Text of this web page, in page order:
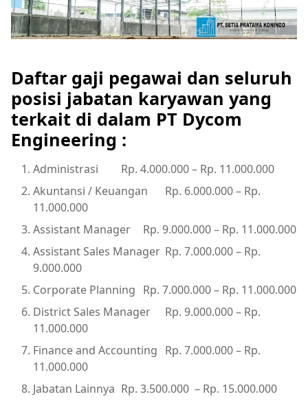
Daftar gaji pegawai dan seluruh
posisi jabatan karyawan yang
terkait di dalam PT Dycom
Engineering :
Administrasi
Rp. 4.000.000 – Rp. 11.000.000
Akuntansi / Keuangan
Rp. 6.000.000 – Rp.
11.000.000
Assistant Manager
Rp. 9.000.000 – Rp. 11.000.000
Assistant Sales Manager Rp. 7.000.000 – Rp.
9.000.000
Corporate Planning Rp. 7.000.000 – Rp. 11.000.000
District Sales Manager
Rp. 9.000.000 – Rp.
11.000.000
Finance and Accounting Rp. 7.000.000 – Rp.
11.000.000
Jabatan Lainnya Rp. 3.500.000 – Rp. 15.000.000